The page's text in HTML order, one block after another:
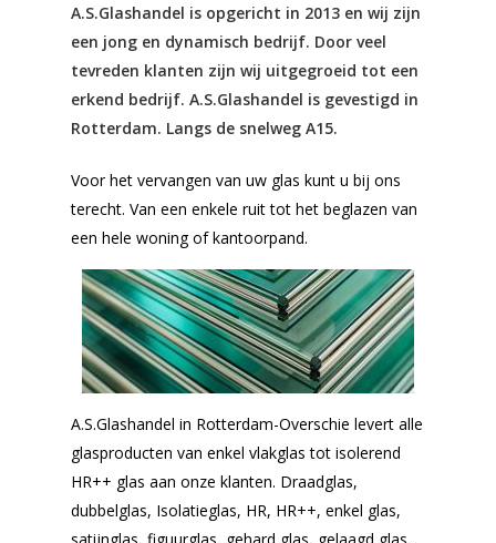
A.S.Glashandel is opgericht in 2013 en wij zijn
een jong en dynamisch bedrijf. Door veel
tevreden klanten zijn wij uitgegroeid tot een
erkend bedrijf. A.S.Glashandel is gevestigd in
Rotterdam. Langs de snelweg A15.
Voor het vervangen van uw glas kunt u bij ons
terecht. Van een enkele ruit tot het beglazen van
een hele woning of kantoorpand.
A.S.Glashandel in Rotterdam-Overschie levert alle
glasproducten van enkel vlakglas tot isolerend
HR++ glas aan onze klanten. Draadglas,
dubbelglas, Isolatieglas, HR, HR++, enkel glas,